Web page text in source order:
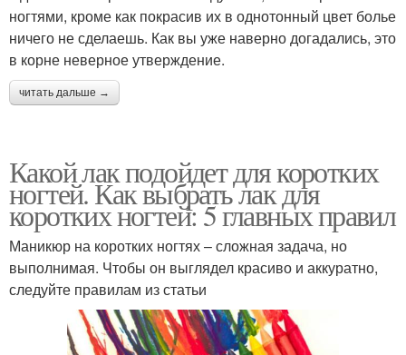
ногтями, кроме как покрасив их в однотонный цвет болье
ничего не сделаешь. Как вы уже наверно догадались, это
в корне неверное утверждение.
читать дальше →
Какой лак подойдет для коротких
ногтей. Как выбрать лак для
коротких ногтей: 5 главных правил
Маникюр на коротких ногтях – сложная задача, но
выполнимая. Чтобы он выглядел красиво и аккуратно,
следуйте правилам из статьи